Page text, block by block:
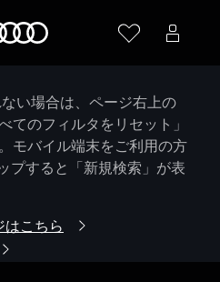
い場合は、ページ右上の
てのフィルタをリセット」
モバイル端末をご利用の方
プすると「新規検索」が表
こちら